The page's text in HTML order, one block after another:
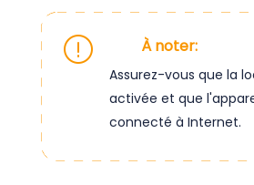
À noter:
Assurez-vous que la
activée et que
connecté à Internet.